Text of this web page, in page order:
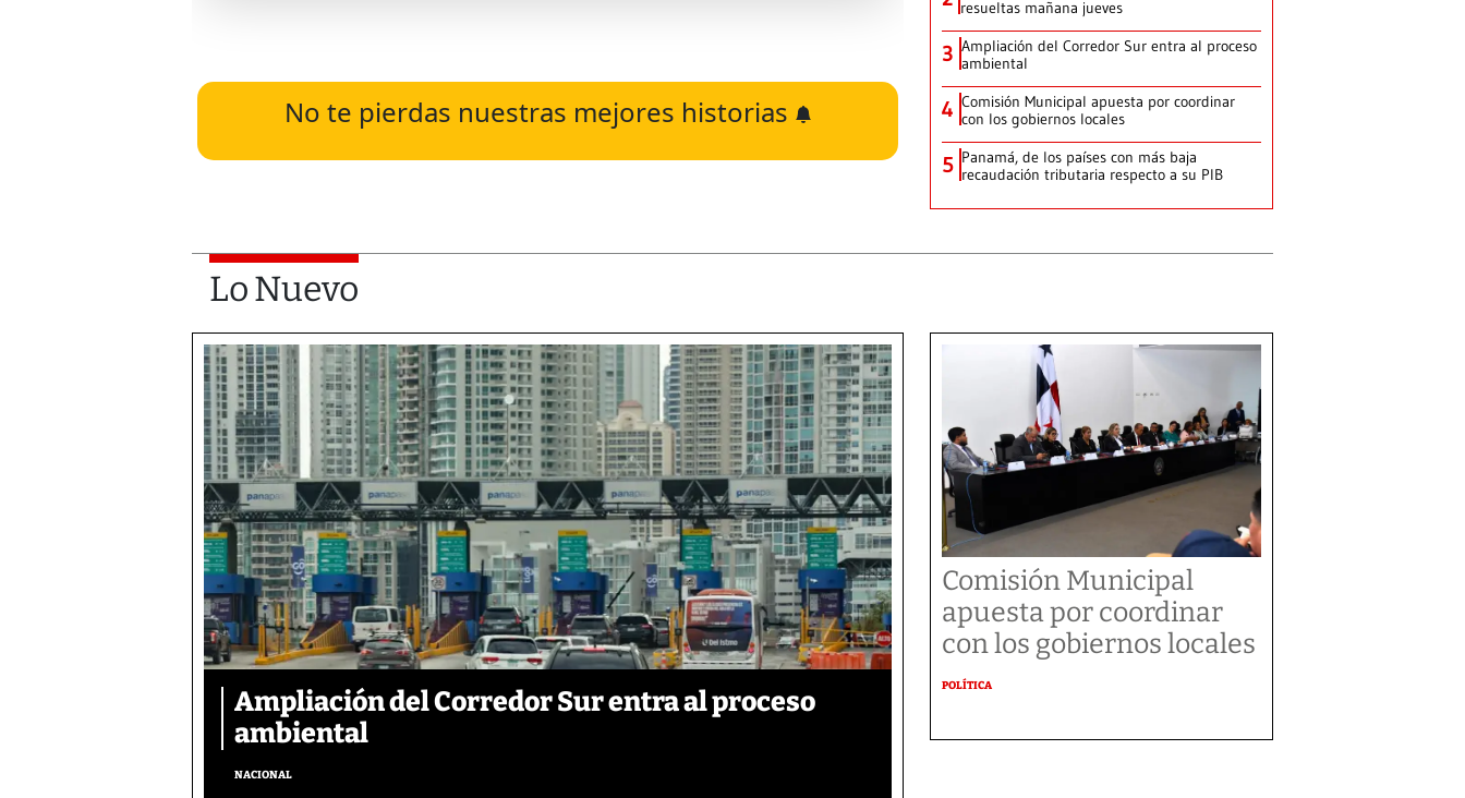
No te pierdas nuestras mejores historias
resueltas mañana jueves
3 Ampliación del Corredor Sur entra al proceso
ambiental
4 Comisión Municipal apuesta por coordinar
con los gobiernos locales
5 Panamá, de los países con más baja
recaudación tributaria respecto a su PIB
Lo Nuevo
Ampliación del Corredor Sur entra al proceso
ambiental
NACIONAL
Comisión Municipal
apuesta por coordinar
con los gobiernos locales
POLÍTICA